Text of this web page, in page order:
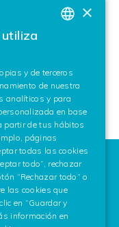
ENGLISH
×
y de terceros
de nuestra
analíticos y para
en base
partir de tus hábitos
páginas
todas las cookies
todo”, rechazar
“Rechazar todo” o
las cookies que
en “Guardar y
información en